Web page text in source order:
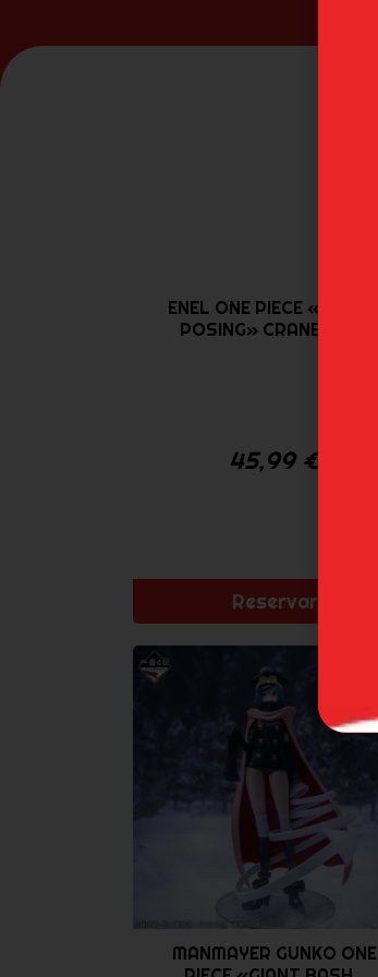
ENEL ONE PIECE «CROSS
POSING» CRANEGAME
45,99 €
Reservar
MANMAYER GUNKO ONE